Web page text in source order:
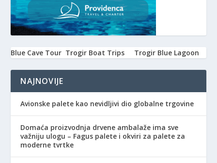
Blue Cave Tour Trogir Boat Trips Trogir Blue Lagoon
NAJNOVIJE
Avionske palete kao nevidljivi dio globalne trgovine
Domaća proizvodnja drvene ambalaže ima sve
važniju ulogu – Fagus palete i okviri za palete za
moderne tvrtke